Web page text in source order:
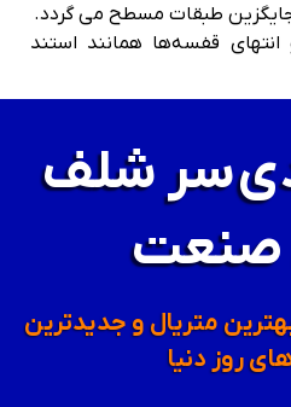
طبقات مسطح می گردد.
قفسه‌ها همانند استند
سر شلف
صنعت
متریال و جدیدترین
روز دنیا